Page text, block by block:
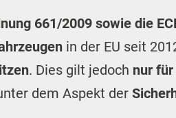
661/2009 sowie die
in der EU seit
. Dies gilt jedoch nur für
dem Aspekt der